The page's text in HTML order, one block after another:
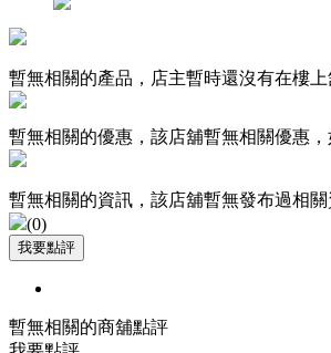
暫無相關的產品，店主暫時還沒有在樓
暫無相關的優惠，該店舖暫無相關優惠
暫無相關的資訊，該店舖暫無發布過相
(0)
暫無相關的商舖點評